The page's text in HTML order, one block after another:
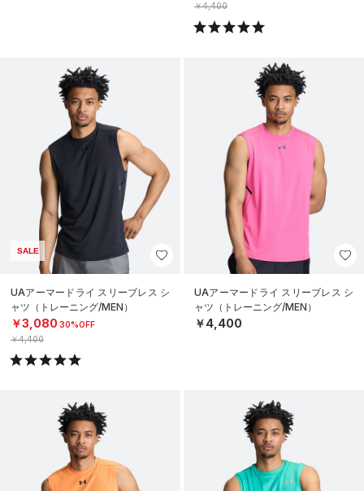
￥4,400
SALE
UAアーマードライ スリーブレス シ
ャツ（トレーニング/MEN）
￥3,080 30%OFF
￥4,400
UAアーマードライ スリーブレス シ
ャツ（トレーニング/MEN）
￥4,400